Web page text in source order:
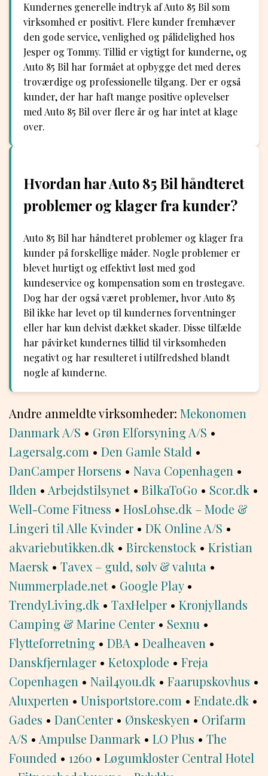
Kundernes generelle indtryk af Auto 85 Bil som
virksomhed er positivt. Flere kunder fremhæver
den gode service, venlighed og pålidelighed hos
Jesper og Tommy. Tillid er vigtigt for kunderne, og
Auto 85 Bil har formået at opbygge det med deres
troværdige og professionelle tilgang. Der er også
kunder, der har haft mange positive oplevelser
med Auto 85 Bil over flere år og har intet at klage
over.
Hvordan har Auto 85 Bil håndteret
problemer og klager fra kunder?
Auto 85 Bil har håndteret problemer og klager fra
kunder på forskellige måder. Nogle problemer er
blevet hurtigt og effektivt løst med god
kundeservice og kompensation som en trøstegave.
Dog har der også været problemer, hvor Auto 85
Bil ikke har levet op til kundernes forventninger
eller har kun delvist dækket skader. Disse tilfælde
har påvirket kundernes tillid til virksomheden
negativt og har resulteret i utilfredshed blandt
nogle af kunderne.
Andre anmeldte virksomheder: Mekonomen
Danmark A/S • Grøn Elforsyning A/S •
Lagersalg.com • Den Gamle Stald •
DanCamper Horsens • Nava Copenhagen •
Ilden • Arbejdstilsynet• BilkaToGo • Scor.dk •
Well-Come Fitness • HosLohse.dk – Mode &
Lingeri til Alle Kvinder • DK Online A/S •
akvariebutikken.dk • Birckenstock • Kristian
Maersk • Tavex – guld, sølv & valuta •
Nummerplade.net• Google Play•
TrendyLiving.dk • TaxHelper • Kronjyllands
Camping & Marine Center • Sexnu •
Flytteforretning • DBA • Dealheaven •
Danskfjernlager • Ketoxplode • Freja
Copenhagen • Nail4you.dk • Faarupskovhus •
Aluxperten • Unisportstore.com • Endate.dk •
Gades • DanCenter • Ønskeskyen • Orifarm
A/S • Ampulse Danmark • LO Plus • The
Founded • 1260 • Løgumkloster Central Hotel